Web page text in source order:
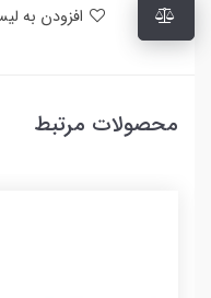
محصولات مرتبط